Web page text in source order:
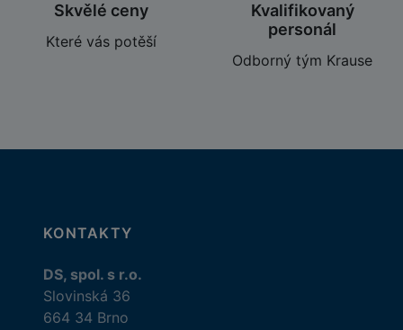
Skvělé ceny
Které vás potěší
Kvalifikovaný
personál
Odborný tým Krause
KONTAKTY
DS, spol. s r.o.
Slovinská 36
664 34 Brno